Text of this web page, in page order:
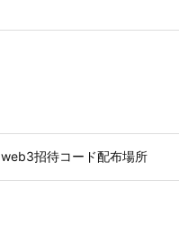
web3招待コード配布場所